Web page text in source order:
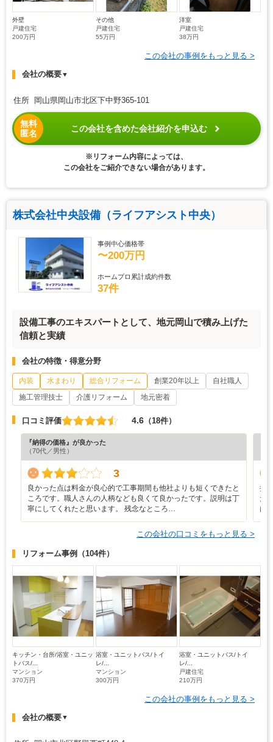
外壁
戸建住宅
200万円
その他
戸建住宅
55万円
洋室
戸建住宅
38万円
この会社の事例をもっと見る >
会社の概要▼
住所 岡山県岡山市北区下中野365-101
無料
匿名
この会社を含めた会社紹介を申込む
※リフォーム内容によっては、
この会社をご紹介できない場合があります。
株式会社中央設備（ライフアシスト中央）
事例中心価格帯
〜200万円
ホームプロ累計成約件数
37件
設備工事のエキスパートとして、地元岡山で積み上げた
信頼と実績
会社の特徴・得意分野
内装 水まわり 総合リフォーム 創業20年以上
自社職人
施工管理技士
介護リフォーム 地元密着
口コミ評価 4.6 （18件）
『納得の価格』が良かった
（70代／男性）
3
良かった点は料金が良心的で工事期間も他社よりも短くできたと
ころです。職人さんの人柄なども良くて良かったです。説明は丁
寧にしてくれたと思います。 残念なところ…
担
た
は
この会社の口コミをもっと見る >
リフォーム事例 （104件）
キッチン・台所/浴室・ユニッ
トバス/...
マンション
370万円
浴室・ユニットバス/トイ
レ/...
マンション
300万円
浴室・ユニットバス/トイ
レ/...
戸建住宅
210万円
この会社の事例をもっと見る >
会社の概要▼